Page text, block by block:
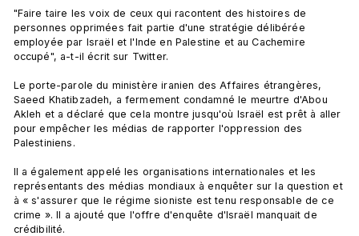
"Faire taire les voix de ceux qui racontent des histoires de
personnes opprimées fait partie d'une stratégie délibérée
employée par Israël et l'Inde en Palestine et au Cachemire
occupé", a-t-il écrit sur Twitter.
Le porte-parole du ministère iranien des Affaires étrangères,
Saeed Khatibzadeh, a fermement condamné le meurtre d'Abou
Akleh et a déclaré que cela montre jusqu'où Israël est prêt à aller
pour empêcher les médias de rapporter l'oppression des
Palestiniens.
Il a également appelé les organisations internationales et les
représentants des médias mondiaux à enquêter sur la question et
à « s'assurer que le régime sioniste est tenu responsable de ce
crime ». Il a ajouté que l'offre d'enquête d'Israël manquait de
crédibilité.